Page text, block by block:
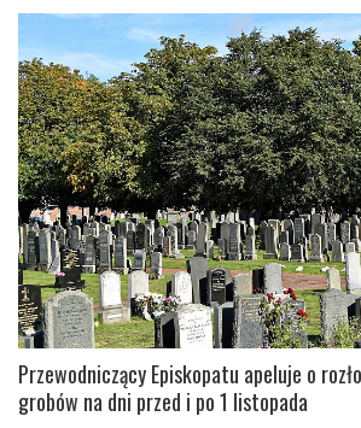
Przewodniczący Episkopatu apeluje o
grobów na dni przed i po 1 listopada